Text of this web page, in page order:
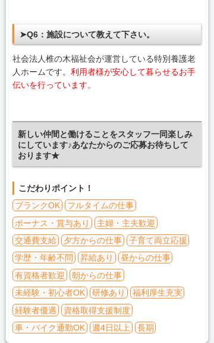
➤Q6：施設について教えて下さい。
社会法人椎の木福祉会が運営している特別養護老
人ホームです。利用者様が安心して暮らせるお手
伝いを行っています。
新しい仲間と働けることをスタッフ一同楽しみ
にしています♪あなたからのご応募お待ちして
おります★
こだわりポイント！
ブランクOK
フルタイムの仕事
ボーナス・賞与あり
主婦・主夫歓迎
交通費支給
夕方からの仕事
子育て両立応援
学歴・年齢不問
昇給あり
昼からの仕事
有資格者歓迎
朝からの仕事
未経験・初心者OK
研修あり
福利厚生充実
経験者優遇
資格取得支援制度
車・バイク通勤OK
週4日以上 長期